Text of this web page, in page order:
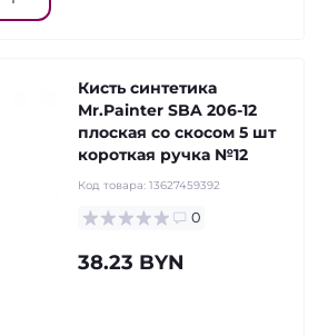
Кисть синтетика
Mr.Painter SBA 206-12
плоская со скосом 5 шт
короткая ручка №12
Код товара: 13627459392
0
38.23 BYN